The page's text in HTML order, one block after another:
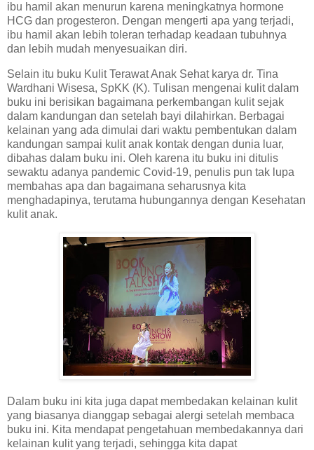
ibu hamil akan menurun karena meningkatnya hormone
HCG dan progesteron. Dengan mengerti apa yang terjadi,
ibu hamil akan lebih toleran terhadap keadaan tubuhnya
dan lebih mudah menyesuaikan diri.
Selain itu buku Kulit Terawat Anak Sehat karya dr. Tina
Wardhani Wisesa, SpKK (K). Tulisan mengenai kulit dalam
buku ini berisikan bagaimana perkembangan kulit sejak
dalam kandungan dan setelah bayi dilahirkan. Berbagai
kelainan yang ada dimulai dari waktu pembentukan dalam
kandungan sampai kulit anak kontak dengan dunia luar,
dibahas dalam buku ini. Oleh karena itu buku ini ditulis
sewaktu adanya pandemic Covid-19, penulis pun tak lupa
membahas apa dan bagaimana seharusnya kita
menghadapinya, terutama hubungannya dengan Kesehatan
kulit anak.
Dalam buku ini kita juga dapat membedakan kelainan kulit
yang biasanya dianggap sebagai alergi setelah membaca
buku ini. Kita mendapat pengetahuan membedakannya dari
kelainan kulit yang terjadi, sehingga kita dapat